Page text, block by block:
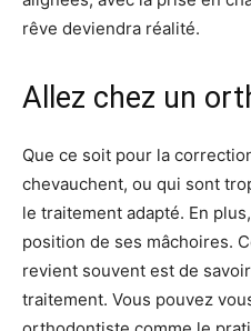
rêve deviendra réalité.
Allez chez un
Que ce soit pour la
chevauchent, ou qui sont
le traitement adapté. En
position de ses mâchoires.
revient souvent est de
traitement. Vous pouvez